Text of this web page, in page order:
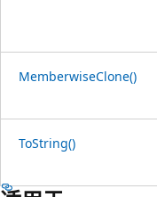
MemberwiseClone()
ToString()